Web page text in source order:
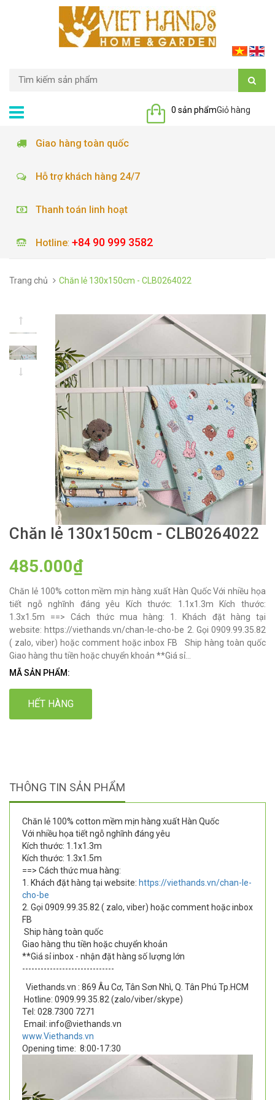
Giỏ hàng
0 sản phẩm
Giao hàng toàn quốc
Hỗ trợ khách hàng 24/7
Thanh toán linh hoạt
Hotline: +84 90 999 3582
Trang chủ Chăn lẻ 130x150cm - CLB0264022
Chăn lẻ 130x150cm - CLB0264022
485.000₫
Chăn lẻ 100% cotton mềm mịn hàng xuất Hàn Quốc Với nhiều họa
tiết ngỗ nghĩnh đáng yêu Kích thước: 1.1x1.3m Kích thước:
1.3x1.5m ==> Cách thức mua hàng: 1. Khách đặt hàng tại
website: https://viethands.vn/chan-le-cho-be 2. Gọi 0909.99.35.82
( zalo, viber) hoặc comment hoặc inbox FB Ship hàng toàn quốc
Giao hàng thu tiền hoặc chuyển khoản **Giá sỉ...
MÃ SẢN PHẨM:
HẾT HÀNG
THÔNG TIN SẢN PHẨM
Chăn lẻ 100% cotton mềm mịn hàng xuất Hàn Quốc
Với nhiều họa tiết ngỗ nghĩnh đáng yêu
Kích thước: 1.1x1.3m
Kích thước: 1.3x1.5m
==> Cách thức mua hàng:
1. Khách đặt hàng tại website: https://viethands.vn/chan-le-
cho-be
2. Gọi 0909.99.35.82 ( zalo, viber) hoặc comment hoặc inbox
FB
Ship hàng toàn quốc
Giao hàng thu tiền hoặc chuyển khoản
**Giá sỉ inbox - nhận đặt hàng số lượng lớn
------------------------------
Viethands.vn : 869 Âu Cơ, Tân Sơn Nhì, Q. Tân Phú Tp.HCM
Hotline: 0909.99.35.82 (zalo/viber/skype)
Tel: 028.7300 7271
Email: info@viethands.vn
www.Viethands.vn
Opening time: 8:00-17:30